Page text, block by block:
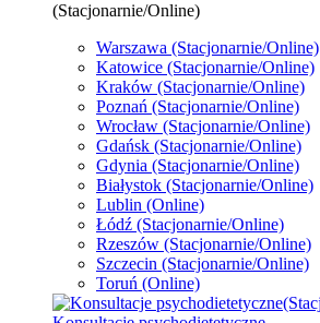
(Stacjonarnie/Online)
Warszawa (Stacjonarnie/Online)
Katowice (Stacjonarnie/Online)
Kraków (Stacjonarnie/Online)
Poznań (Stacjonarnie/Online)
Wrocław (Stacjonarnie/Online)
Gdańsk (Stacjonarnie/Online)
Gdynia (Stacjonarnie/Online)
Białystok (Stacjonarnie/Online)
Lublin (Online)
Łódź (Stacjonarnie/Online)
Rzeszów (Stacjonarnie/Online)
Szczecin (Stacjonarnie/Online)
Toruń (Online)